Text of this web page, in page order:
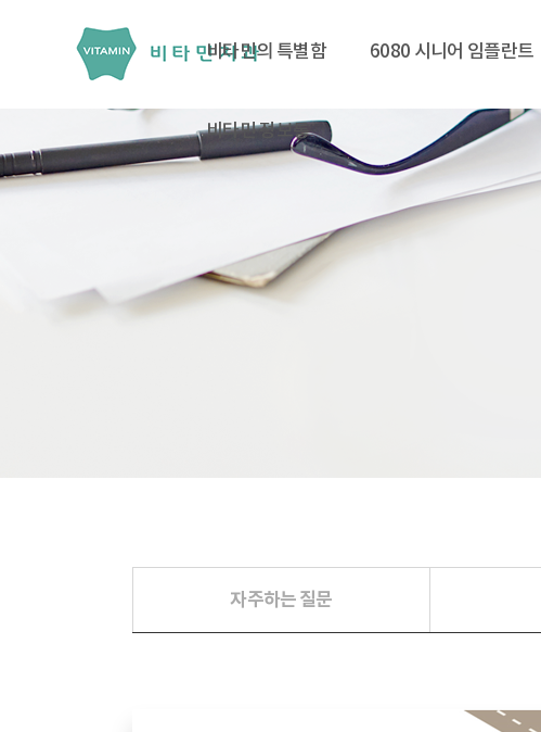
비타민의 특별함 6080 시니어 임플란트
비타민 정보통
자주하는 질문